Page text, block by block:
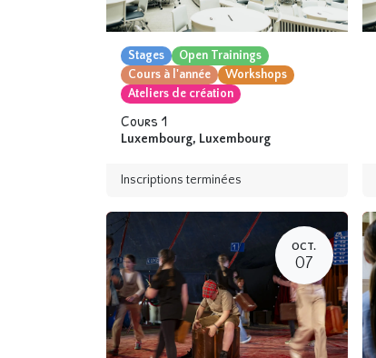
Stages
Open Trainings
Cours à l'année
Workshops
Ateliers de création
Cours 1
Luxembourg, Luxembourg
Inscriptions terminées
OCT.
07